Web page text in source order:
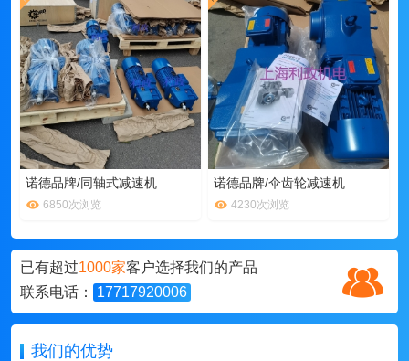
诺德品牌/同轴式减速机
6850次浏览
诺德品牌/伞齿轮减速机
4230次浏览
已有超过1000家客户选择我们的产品
联系电话：
17717920006
我们的优势